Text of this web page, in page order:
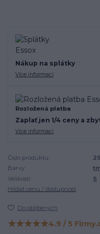
Nákup na splátky
Více informací
Rozložená platba
Zaplať jen 1/4 ceny a
Více informací
Číslo produktu:
Barvy:
Velikosti:
S
Hlídat cenu / dostupnost
Do oblíbených
Hodnocení na Firmy.cz
★★★★★4.9 / 5